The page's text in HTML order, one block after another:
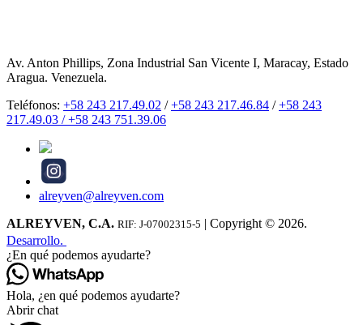
Av. Anton Phillips, Zona Industrial San Vicente I, Maracay, Estado
Aragua. Venezuela.
Teléfonos: +58 243 217.49.02 /+58 243 217.46.84 /+58 243
217.49.03 /+58 243 751.39.06
alreyven@alreyven.com
ALREYVEN, C.A. RIF: J-07002315-5
| Copyright © 2026.
Desarrollo.
¿En qué podemos ayudarte?
Hola, ¿en qué podemos ayudarte?
Abrir chat